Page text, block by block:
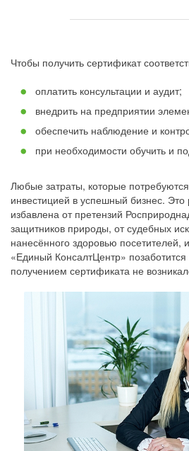
Чтобы получить сертификат
оплатить консультации и аудит;
внедрить на предприятии
обеспечить наблюдение и
при необходимости обучить и
Любые затраты, которые
инвестицией в успешный бизнес. Это
избавлена от претензий
защитников природы, от судебных
нанесённого здоровью посетителей,
«Единый КонсалтЦентр»
получением сертификата не